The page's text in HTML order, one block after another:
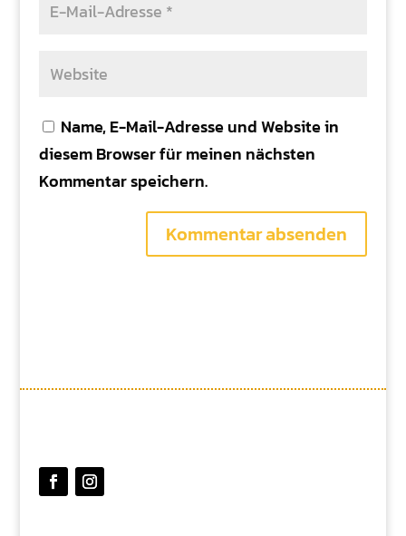
Name, E-Mail-Adresse und Website in
diesem Browser für meinen nächsten
Kommentar speichern.